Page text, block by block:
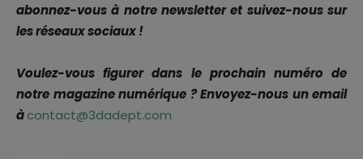
abonnez-vous à notre newsletter et suivez-nous sur
les réseaux sociaux !
Voulez-vous figurer dans le prochain numéro de
notre magazine numérique ? Envoyez-nous un email
àcontact@3dadept.com